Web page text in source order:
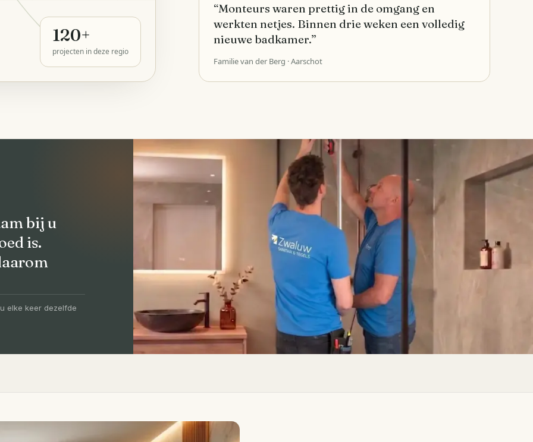
120+
projecten in deze regio
“Monteurs waren prettig in de omgang en
werkten netjes. Binnen drie weken een volledig
nieuwe badkamer.”
Familie van der Berg · Aarschot
bij u
is.
elke keer dezelfde
dagen